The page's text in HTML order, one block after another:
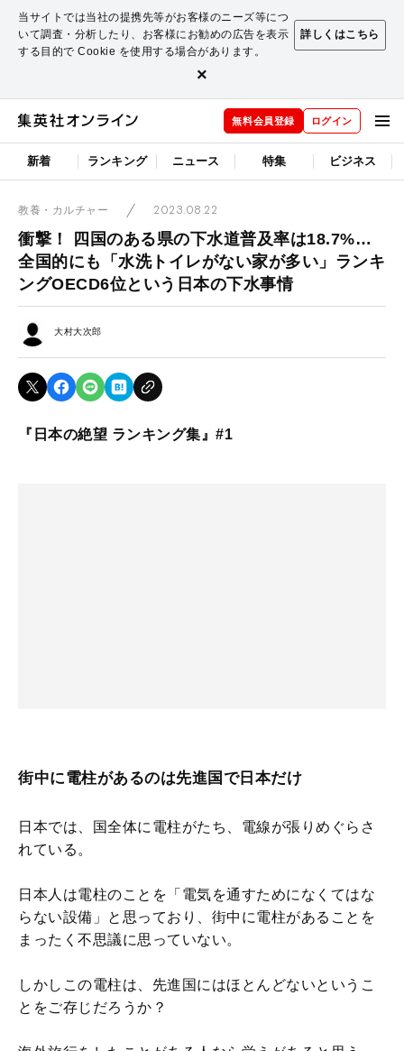
当サイトでは当社の提携先等がお客様のニーズ等につ
いて調査・分析したり、お客様にお勧めの広告を表示
する目的で Cookie を使用する場合があります。
詳しくはこちら
×
無料会員登録 ログイン
新着 ランキング ニュース 特集 ビジネス
教養・カルチャー 2023.08.22
衝撃！ 四国のある県の下水道普及率は18.7%…
全国的にも「水洗トイレがない家が多い」ランキ
ングOECD6位という日本の下水事情
大村大次郎
『日本の絶望 ランキング集』#1
街中に電柱があるのは先進国で日本だけ
日本では、国全体に電柱がたち、電線が張りめぐらさ
れている。
日本人は電柱のことを「電気を通すためになくてはな
らない設備」と思っており、街中に電柱があることを
まったく不思議に思っていない。
しかしこの電柱は、先進国にはほとんどないというこ
とをご存じだろうか？